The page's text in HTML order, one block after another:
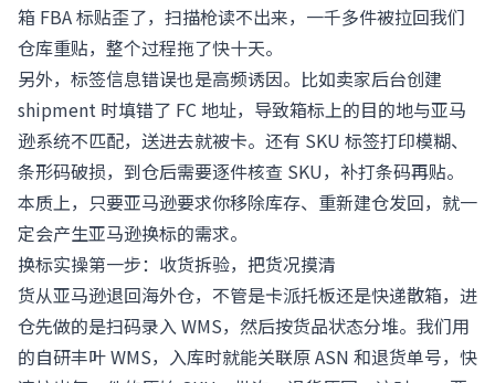
箱 FBA 标贴歪了，扫描枪读不出来，一千多件被拉回我们
仓库重贴，整个过程拖了快十天。
另外，标签信息错误也是高频诱因。比如卖家后台创建
shipment 时填错了 FC 地址，导致箱标上的目的地与亚马
逊系统不匹配，送进去就被卡。还有 SKU 标签打印模糊、
条形码破损，到仓后需要逐件核查 SKU，补打条码再贴。
本质上，只要亚马逊要求你移除库存、重新建仓发回，就一
定会产生亚马逊换标的需求。
换标实操第一步：收货拆验，把货况摸清
货从亚马逊退回海外仓，不管是卡派托板还是快递散箱，进
仓先做的是扫码录入 WMS，然后按货品状态分堆。我们用
的自研丰叶 WMS，入库时就能关联原 ASN 和退货单号，快